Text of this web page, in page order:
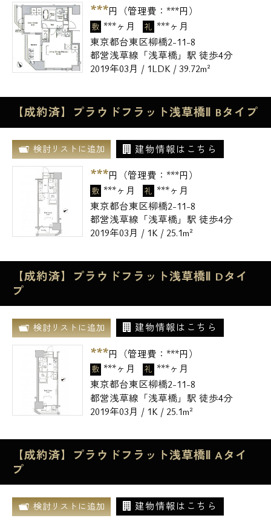
***円（管理費： ***円）
敷 ***ヶ月 礼 ***ヶ月
東京都台東区柳橋2-11-8
都営浅草線「浅草橋」駅 徒歩4分
2019年03月 / 1LDK / 39.72m²
【成約済】プラウドフラット浅草橋Ⅱ Bタイプ
検討リストに追加 建物情報はこちら
***円（管理費： ***円）
敷 ***ヶ月 礼 ***ヶ月
東京都台東区柳橋2-11-8
都営浅草線「浅草橋」駅 徒歩4分
2019年03月 / 1K / 25.1m²
【成約済】プラウドフラット浅草橋Ⅱ Dタイ
プ
検討リストに追加 建物情報はこちら
***円（管理費： ***円）
敷 ***ヶ月 礼 ***ヶ月
東京都台東区柳橋2-11-8
都営浅草線「浅草橋」駅 徒歩4分
2019年03月 / 1K / 25.1m²
【成約済】プラウドフラット浅草橋Ⅱ Aタイ
プ
検討リストに追加 建物情報はこちら